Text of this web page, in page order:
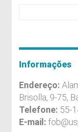
Informações
Endereço:
Brisolla, 9-75,
Telefone: 55-
E-mail: